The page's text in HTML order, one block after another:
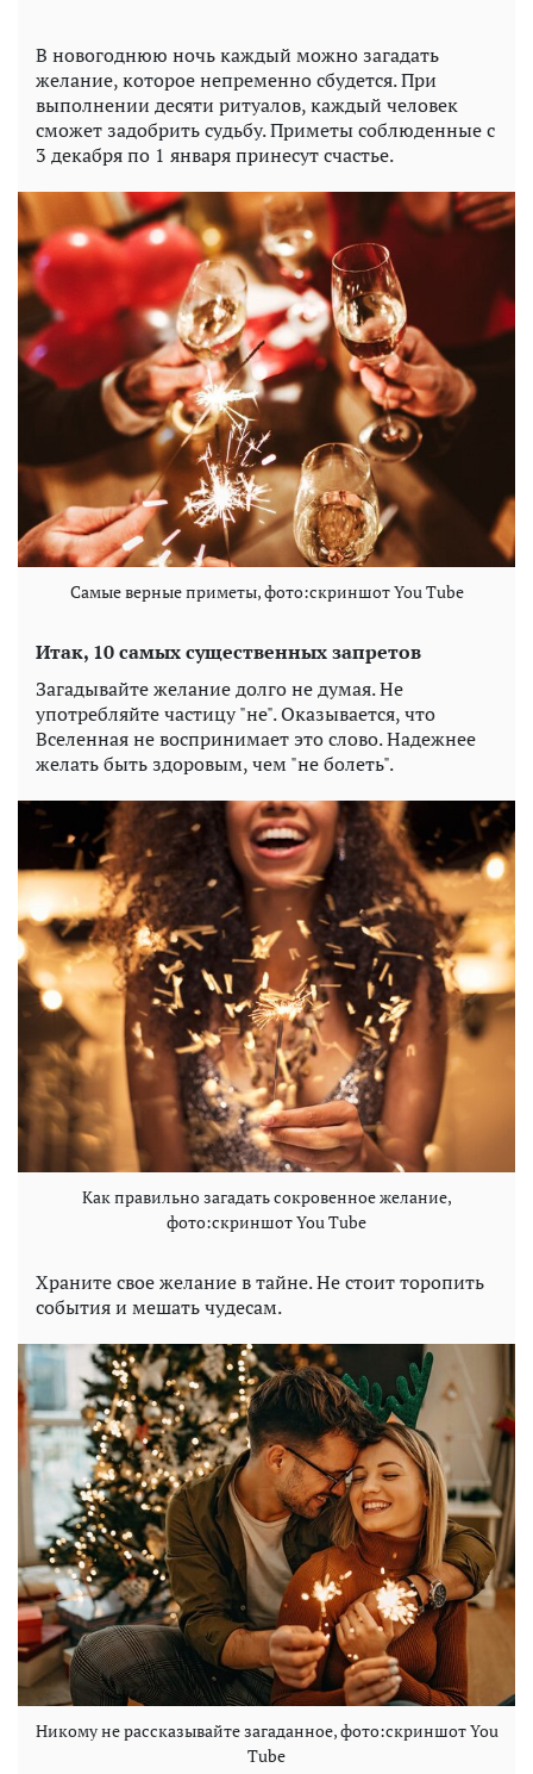
В новогоднюю ночь каждый можно загадать
желание, которое непременно сбудется. При
выполнении десяти ритуалов, каждый человек
сможет задобрить судьбу. Приметы соблюденные с
3 декабря по 1 января принесут счастье.
Самые верные приметы, фото:скриншот You Tube
Итак, 10 самых существенных запретов
Загадывайте желание долго не думая. Не
употребляйте частицу "не". Оказывается, что
Вселенная не воспринимает это слово. Надежнее
желать быть здоровым, чем "не болеть".
Как правильно загадать сокровенное желание,
фото:скриншот You Tube
Храните свое желание в тайне. Не стоит торопить
события и мешать чудесам.
Никому не рассказывайте загаданное, фото:скриншот You
Tube